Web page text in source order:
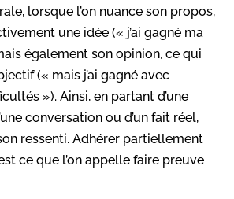
lorsque l’on nuance son propos,
une idée (« j’ai gagné ma
également son opinion, ce qui
(« mais j’ai gagné avec
»). Ainsi, en partant d’une
conversation ou d’un fait réel,
ressenti. Adhérer partiellement
ce que l’on appelle faire preuve